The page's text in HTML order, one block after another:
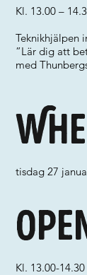
Kl. 13.00 –
Teknikhjälpen
”Lär dig att
med
tisdag 27
Kl. 13.00-14.30